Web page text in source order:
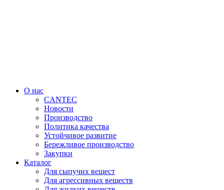
О нас
CANTEC
Новости
Производство
Политика качества
Устойчивое развитие
Бережливое производство
Закупки
Каталог
Для сыпучих вещест
Для агрессивных веществ